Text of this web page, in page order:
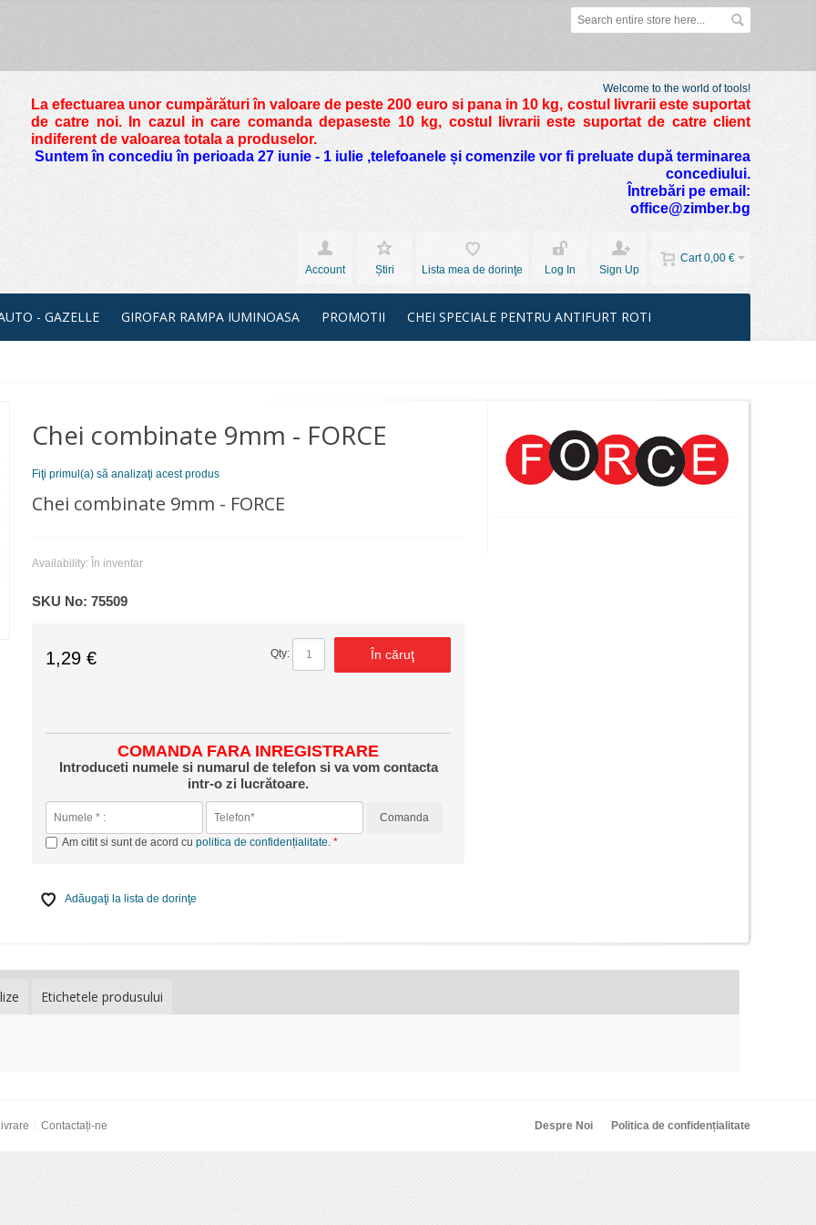
Welcome to the world of tools!
La efectuarea unor cumpărături în valoare de peste 200 euro si pana in 10 kg, costul livrarii este suportat
de catre noi. In cazul in care comanda depaseste 10 kg, costul livrarii este suportat de catre client
indiferent de valoarea totala a produselor.
Suntem în concediu în perioada 27 iunie - 1 iulie ,telefoanele și comenzile vor fi preluate după terminarea
concediului.
Întrebări pe email:
office@zimber.bg
Cart 0,00 €
Account
Știri Lista mea de dorinţe Log In Sign Up
- GAZELLE GIROFAR RAMPA IUMINOASA PROMOTII CHEI SPECIALE PENTRU ANTIFURT ROTI
Chei combinate 9mm - FORCE
Fiţi primul(a) să analizaţi acest produs
Chei combinate 9mm - FORCE
Availability: În inventar
SKU No:75509
1,29 € Qty: În căruţ
COMANDA FARA INREGISTRARE
Introduceti numele si numarul de telefon si va vom contacta
intr-o zi lucrătoare.
Comanda
Am citit si sunt de acord cupolitica de confidențialitate.
Adăugaţi la lista de dorinţe
Etichetele produsului
Contactați-ne Despre Noi Politica de confidențialitate